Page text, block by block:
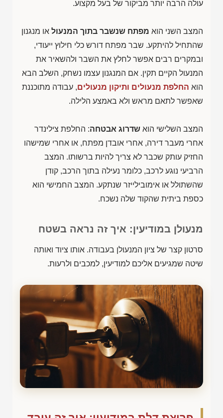
עולה הרבה יותר מביקור של בעל מקצוע.
המצב השני הוא מפתח שנשבר בתוך המנעול או מנגנון
שהתחיל להיתקע. שבר מפתח דורש כלי חילוץ ייעודי,
ובמקרים רבים אפשר לחלץ את השבר ולהשאיר את
המנעול הקיים תקין. אם המנגנון עצמו נשחק, השלב הבא
הוא החלפת מנעולים ותיקון מנעולים, עבודה מתוכננת
שאפשר לתאם מראש ולא באמצע הלילה.
המצב השלישי הוא שדרוג אבטחה: החלפת צילינדר
אחרי מעבר דירה, אחרי אובדן מפתח, או אחרי שמישהו
החזיק עותק שכבר לא צריך להיות ברשותו. המצב
הרביעי נוגע לרכב, כלומר נעילה בתוך הרכב, קודן
שהשתולל או אימובילייזר שנתקע. המצב החמישי הוא
כספת ביתית שהקוד שלה נשכח.
מנעולן במודיעין: איך זה נראה בשטח
סרטון קצר של ציון המנעולן בעבודה. אותו ציוד ואותה
שיטה שמגיעים אליכם למודיעין, למכבים ולרעות.